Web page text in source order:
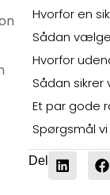
Del